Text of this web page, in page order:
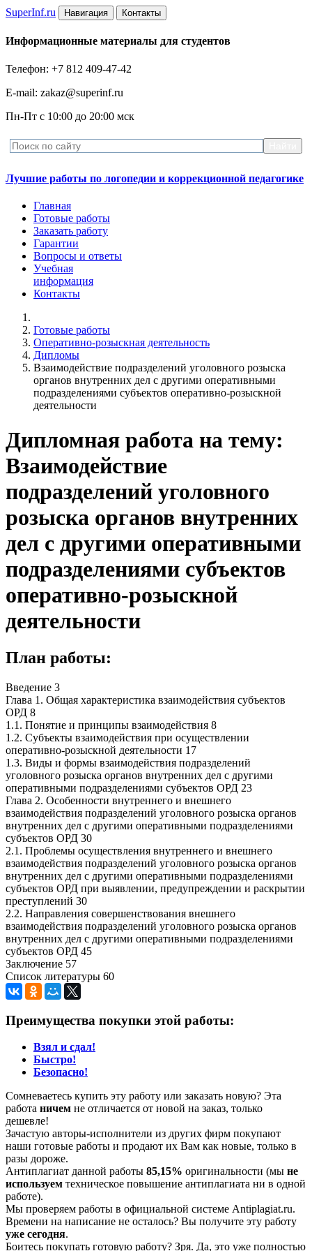
SuperInf.ru Навигация Контакты
Информационные материалы для студентов
Телефон: +7 812 409-47-42
E-mail: zakaz@superinf.ru
Пн-Пт с 10:00 до 20:00 мск
Лучшие работы по логопедии и коррекционной педагогике
Главная
Готовые работы
Заказать работу
Гарантии
Вопросы и ответы
Учебная
информация
Контакты
Готовые работы
Оперативно-розыскная деятельность
Дипломы
Взаимодействие подразделений уголовного розыска
органов внутренних дел с другими оперативными
подразделениями субъектов оперативно-розыскной
деятельности
Дипломная работа на тему:
Взаимодействие
подразделений уголовного
розыска органов внутренних
дел с другими оперативными
подразделениями субъектов
оперативно-розыскной
деятельности
План работы:
Введение 3
Глава 1. Общая характеристика взаимодействия субъектов
ОРД 8
1.1. Понятие и принципы взаимодействия 8
1.2. Субъекты взаимодействия при осуществлении
оперативно-розыскной деятельности 17
1.3. Виды и формы взаимодействия подразделений
уголовного розыска органов внутренних дел с другими
оперативными подразделениями субъектов ОРД 23
Глава 2. Особенности внутреннего и внешнего
взаимодействия подразделений уголовного розыска органов
внутренних дел с другими оперативными подразделениями
субъектов ОРД 30
2.1. Проблемы осуществления внутреннего и внешнего
взаимодействия подразделений уголовного розыска органов
внутренних дел с другими оперативными подразделениями
субъектов ОРД при выявлении, предупреждении и раскрытии
преступлений 30
2.2. Направления совершенствования внешнего
взаимодействия подразделений уголовного розыска органов
внутренних дел с другими оперативными подразделениями
субъектов ОРД 45
Заключение 57
Список литературы 60
Преимущества покупки этой работы:
Взял и сдал!
Быстро!
Безопасно!
Сомневаетесь купить эту работу или заказать новую? Эта
работа ничем не отличается от новой на заказ, только
дешевле!
Зачастую авторы-исполнители из других фирм покупают
наши готовые работы и продают их Вам как новые, только в
разы дороже.
Антиплагиат данной работы 85,15% оригинальности (мы не
используем техническое повышение антиплагиата ни в одной
работе).
Мы проверяем работы в официальной системе Аntiplagiat.ru.
Времени на написание не осталось? Вы получите эту работу
уже сегодня.
Боитесь покупать готовую работу? Зря. Да, это уже полностью